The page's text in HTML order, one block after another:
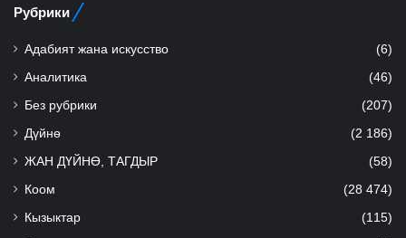
Рубрики
Адабият жана искусство (6)
Аналитика (46)
Без рубрики (207)
Дүйнө (2 186)
ЖАН ДҮЙНӨ, ТАГДЫР (58)
Коом (28 474)
Кызыктар (115)